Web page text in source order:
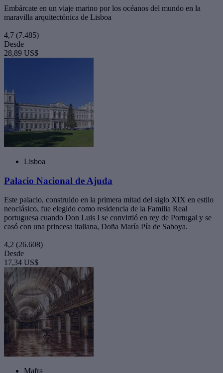
Embárcate en un viaje marino por los océanos del mundo en la
maravilla arquitectónica de Lisboa
4,7 (7.485)
Desde
28,89 US$
Lisboa
Palacio Nacional de Ajuda
Este palacio, construido en la primera mitad del siglo XIX en estilo
neoclásico, fue elegido como residencia de la Familia Real
portuguesa cuando Don Luis I se convirtió en rey de Portugal y se
casó con una princesa italiana, Doña María Pía de Saboya.
4,2 (26.608)
Desde
17,34 US$
Mafra